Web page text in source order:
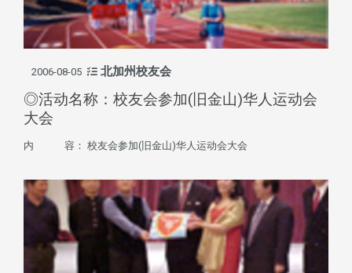
2006-08-05 北加州校友会
◎活动名称：校友会参加(旧金山)华人运动会
大会
内 容： 校友会参加(旧金山)华人运动会大会